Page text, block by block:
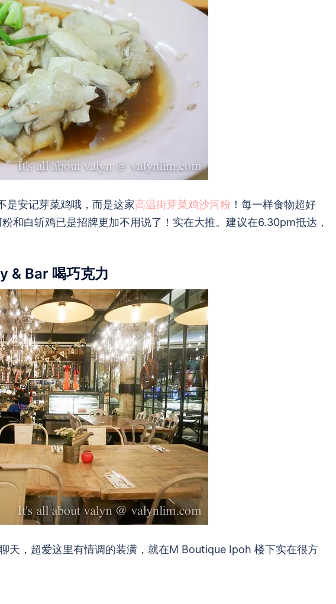
是安记芽菜鸡哦，而是这家高温街芽菜鸡沙河粉 ！每一样食物超好
和白斩鸡已是招牌更加不用说了！实在大推。建议在6.30pm抵达，
& Bar 喝巧克力
天，超爱这里有情调的装潢，就在M Boutique Ipoh 楼下实在很方